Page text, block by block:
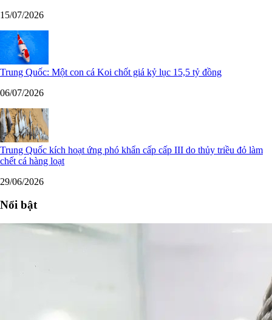
15/07/2026
Trung Quốc: Một con cá Koi chốt giá kỷ lục 15,5 tỷ đồng
06/07/2026
Trung Quốc kích hoạt ứng phó khẩn cấp cấp III do thủy triều đỏ làm
chết cá hàng loạt
29/06/2026
Nổi bật